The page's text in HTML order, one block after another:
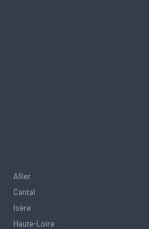
Allier
Cantal
Isère
Haute-Loire